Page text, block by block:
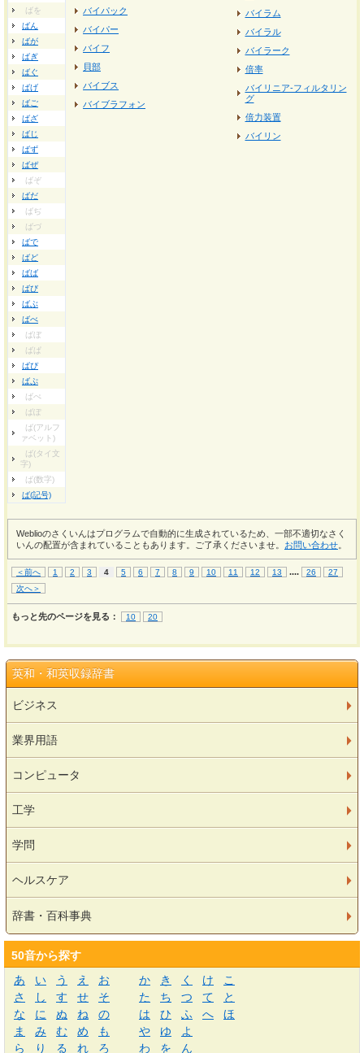
ばを
ばん
ばが
ばぎ
ばぐ
ばげ
ばご
ばざ
ばじ
ばず
ばぜ
ばぞ
ばだ
ばぢ
ばづ
ばで
ばど
ばば
ばび
ばぶ
ばべ
ばぼ
ばぱ
ばぴ
ばぷ
ばぺ
ばぽ
ば(アルフ
ァベット)
ば(タイ文
字)
ば(数字)
ば(記号)
バイパック
バイパー
バイフ
貝部
バイブス
バイブラフォン
バイラム
バイラル
バイラーク
倍率
バイリニア‐フィルタリン
グ
倍力装置
バイリン
Weblioのさくいんはプログラムで自動的に生成されているため、一部不適切なさく
いんの配置が含まれていることもあります。ご了承くださいませ。 お問い合わせ
＜前へ 1 2 3 4 5 6 7 8 9 10 11 12 13 .... 26
27
次へ＞
もっと先のページを見る： 10 20
英和・和英収録辞書
ビジネス
業界用語
コンピュータ
工学
学問
ヘルスケア
辞書・百科事典
50音から探す
あ
い う え お か き く け
こ
さ
し す せ そ た ち つ て
と
な
に ぬ ね の は ひ ふ へ
ほ
ま
み む め も や ゆ
よ
ら
り る れ ろ わ を ん